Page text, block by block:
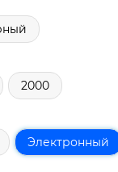
2000
Электронный